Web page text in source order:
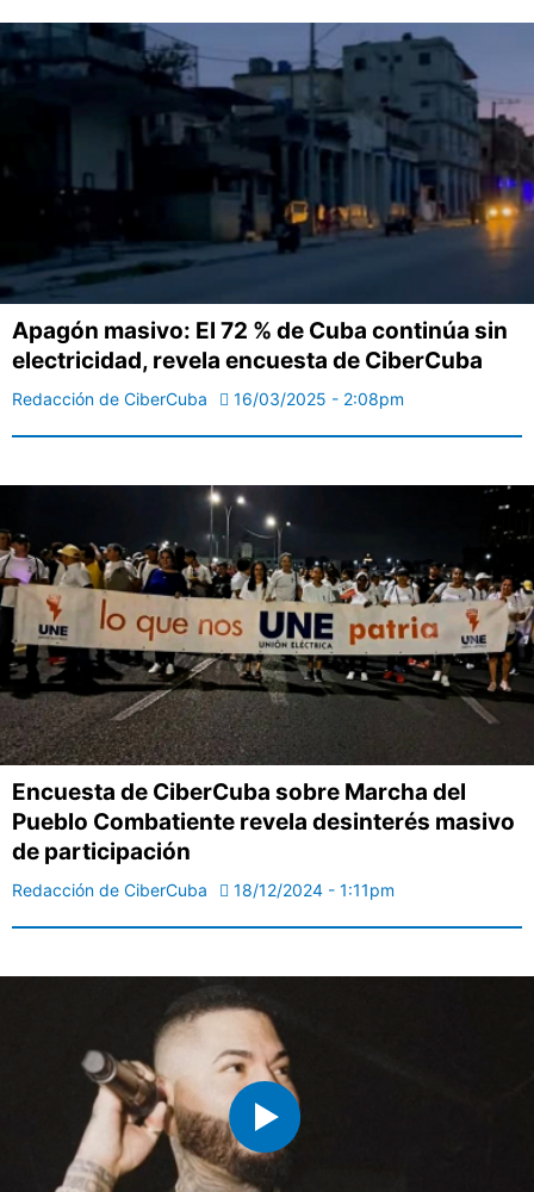
Apagón masivo: El 72 % de Cuba continúa sin
electricidad, revela encuesta de CiberCuba
Redacción de CiberCuba 16/03/2025 - 2:08pm
Encuesta de CiberCuba sobre Marcha del
Pueblo Combatiente revela desinterés masivo
de participación
Redacción de CiberCuba 18/12/2024 - 1:11pm